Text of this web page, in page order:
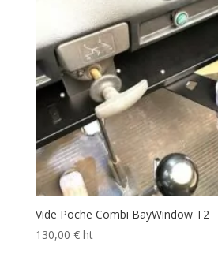
Vide Poche Combi BayWindow T2
130,00 € ht